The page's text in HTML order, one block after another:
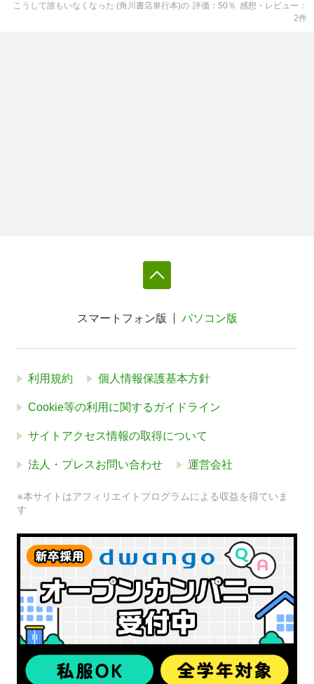
こうして誰もいなくなった (角川書店単行本)の 評価 50 ％ 感想・レビュー
2件
スマートフォン版 パソコン版
利用規約 個人情報保護基本方針
Cookie等の利用に関するガイドライン
サイトアクセス情報の取得について
法人・プレスお問い合わせ 運営会社
※本サイトはアフィリエイトプログラムによる収益を得ていま
す